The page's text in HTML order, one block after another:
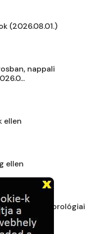
(2026.08.01.)
nappali
ellen
ellen
agrometeorológiai